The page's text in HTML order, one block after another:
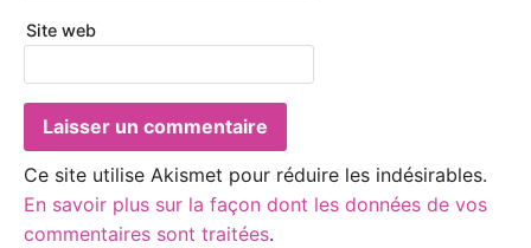
Site web
Ce site utilise Akismet pour réduire les indésirables.
En savoir plus sur la façon dont les données de vos
commentaires sont traitées.